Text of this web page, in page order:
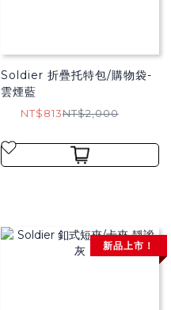
Soldier 折疊托特包/購物袋​-
雲煙藍
NT$813NT$2,000
新品上市！